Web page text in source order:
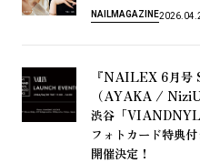
NAILMAGAZINE
『NAILEX 6月号
（AYAKA / NiziU
渋谷 「
フ ォ ト カー ド特典付
開催決定 ！